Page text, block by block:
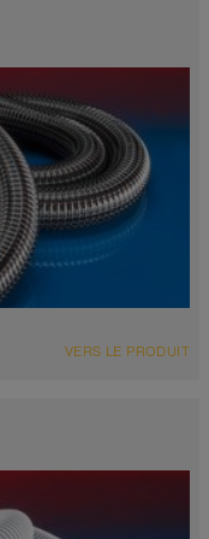
VERS LE PRODUIT